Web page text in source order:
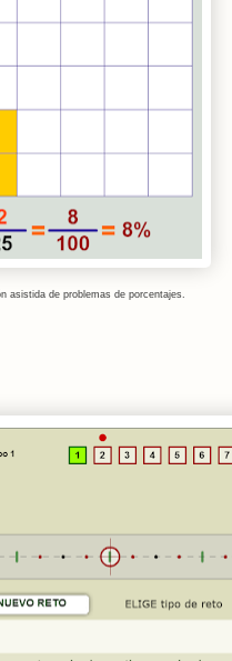
asistida de problemas de porcentajes.